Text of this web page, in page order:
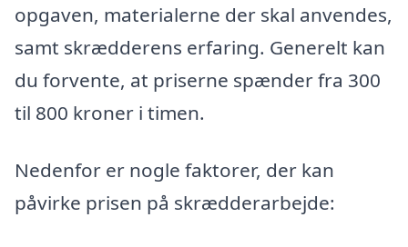
opgaven, materialerne der skal anvendes,
samt skrædderens erfaring. Generelt kan
du forvente, at priserne spænder fra 300
til 800 kroner i timen.
Nedenfor er nogle faktorer, der kan
påvirke prisen på skrædderarbejde: